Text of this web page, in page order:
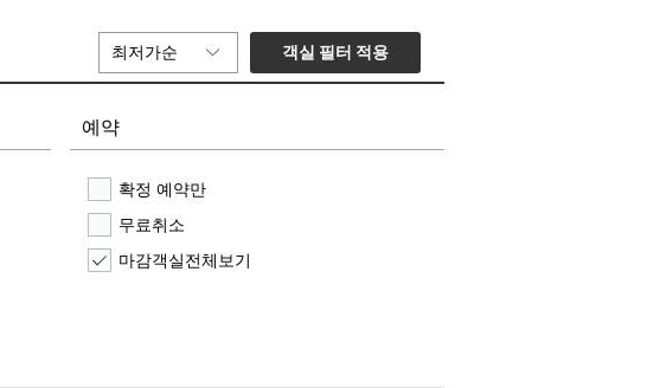
최저가순 객실 필터 적용
예약
확정 예약만
무료취소
마감객실전체보기